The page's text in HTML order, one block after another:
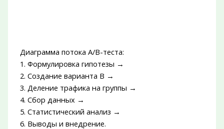
Диаграмма потока A/B-теста:
1. Формулировка гипотезы →
2. Создание варианта B →
3. Деление трафика на группы →
4. Сбор данных →
5. Статистический анализ →
6. Выводы и внедрение.